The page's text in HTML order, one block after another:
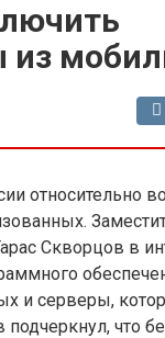
из
относительно
Скворцов в
и серверы,
что